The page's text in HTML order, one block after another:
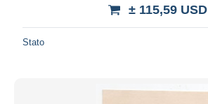
± 115,59 USD
Stato